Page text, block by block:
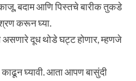
बदाम आणि पिस्तचे बारीक तुकडे
करून घ्या.
दूध थोडे घट्ट होणार, म्हणजे
घ्यावी. आता आपण बासुंदी